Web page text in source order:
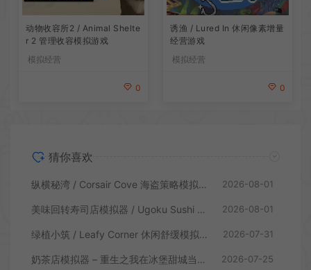
动物收容所2 / Animal Shelte
r 2 管理收容模拟游戏
模拟经营
0
诱渔 / Lured In 休闲像素增量
经营游戏
模拟经营
0
猜你喜欢
纵横秘湾 / Corsair Cove 海盗策略模拟游戏 2026-08-01
美味回转寿司店模拟器 / Ugoku Sushi Bar 休闲治愈模拟游戏 2026-08-01
绿植小筑 / Leafy Corner 休闲舒缓模拟游戏 2026-07-31
奶茶店模拟器 – 重生之我在冰堡甜城当店长 / Boba Cafe Simulator 模拟经营游戏 2026-07-25